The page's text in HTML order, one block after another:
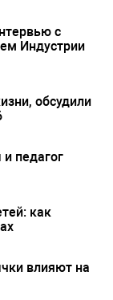
с
Индустрии
обсудили
педагог
как
влияют на